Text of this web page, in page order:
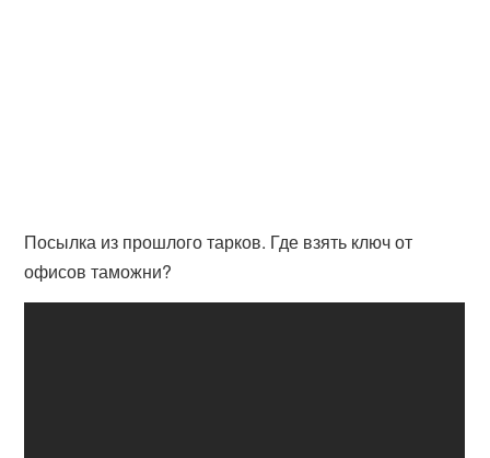
Посылка из прошлого тарков. Где взять ключ от
офисов таможни?